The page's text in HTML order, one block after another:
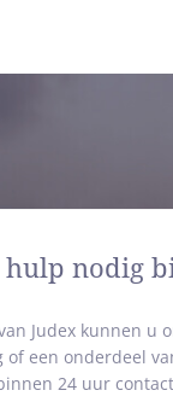
hulp nodig
Judex kunnen
of een onderdeel
24 uur